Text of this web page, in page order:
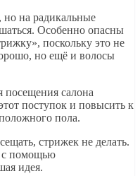
на радикальные
Особенно опасны
поскольку это не
но ещё и волосы
посещения салона
поступок и повысить к
пола.
стрижек не делать.
с помощью
идея.